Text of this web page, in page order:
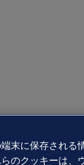
末に保存される
のクッキーは、